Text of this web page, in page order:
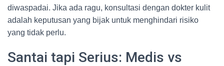
diwaspadai. Jika ada ragu, konsultasi dengan dokter kulit
adalah keputusan yang bijak untuk menghindari risiko
yang tidak perlu.
Santai tapi Serius: Medis vs